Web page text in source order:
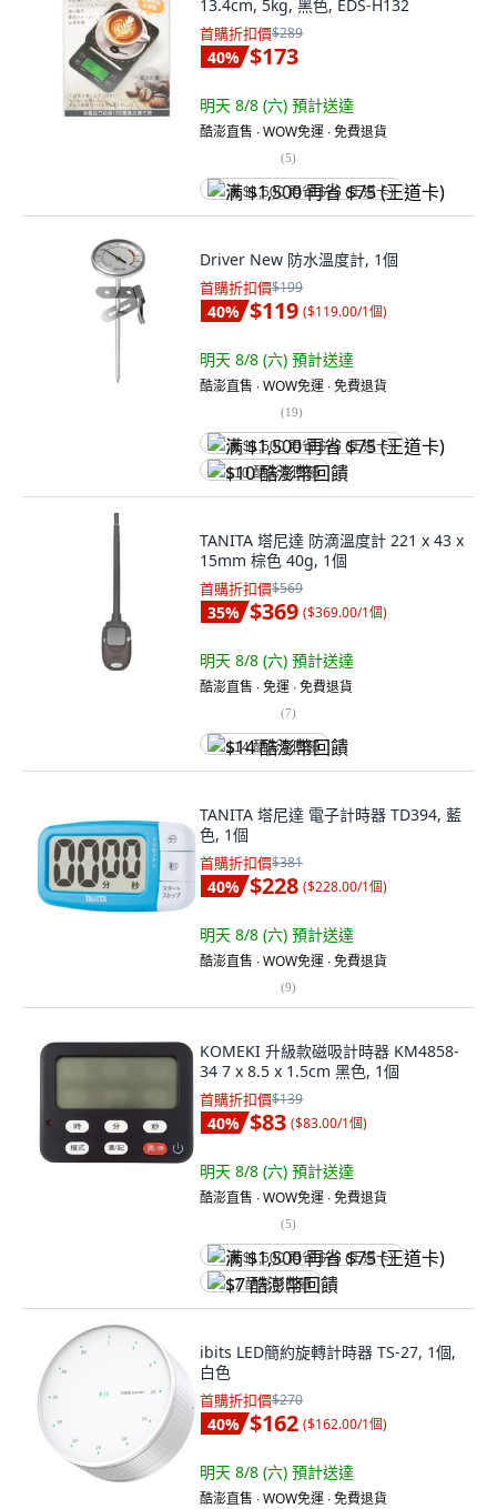
13.4cm, 5kg, 黑色, EDS-H132
首購折扣價$289
40% $173
明天 8/8 (六) 預計送達
酷澎直售 ∙ WOW免運 ∙ 免費退貨
(5)
满 $1,500 再省 $75 (王道卡)
Driver New 防水溫度計, 1個
首購折扣價$199
40% $119 ($119.00/1個)
明天 8/8 (六) 預計送達
酷澎直售 ∙ WOW免運 ∙ 免費退貨
(19)
满 $1,500 再省 $75 (王道卡)
$10 酷澎幣回饋
TANITA 塔尼達 防滴溫度計 221 x 43 x
15mm 棕色 40g, 1個
首購折扣價$569
35% $369 ($369.00/1個)
明天 8/8 (六) 預計送達
酷澎直售 ∙ 免運 ∙ 免費退貨
(7)
$14 酷澎幣回饋
TANITA 塔尼達 電子計時器 TD394, 藍
色, 1個
首購折扣價$381
40% $228 ($228.00/1個)
明天 8/8 (六) 預計送達
酷澎直售 ∙ WOW免運 ∙ 免費退貨
(9)
KOMEKI 升級款磁吸計時器 KM4858-
34 7 x 8.5 x 1.5cm 黑色, 1個
首購折扣價$139
40% $83 ($83.00/1個)
明天 8/8 (六) 預計送達
酷澎直售 ∙ WOW免運 ∙ 免費退貨
(5)
满 $1,500 再省 $75 (王道卡)
$7 酷澎幣回饋
ibits LED簡約旋轉計時器 TS-27, 1個,
白色
首購折扣價$270
40% $162 ($162.00/1個)
明天 8/8 (六) 預計送達
酷澎直售 ∙ WOW免運 ∙ 免費退貨